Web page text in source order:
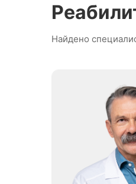
Найдено